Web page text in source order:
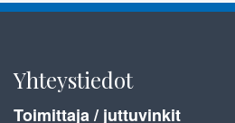
Yhteystiedot
Toimittaja / juttuvinkit